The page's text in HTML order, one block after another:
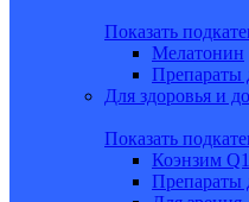
Показать
Мелатонин
Препараты
Для здоровья и
Показать
Коэнзим
Препараты